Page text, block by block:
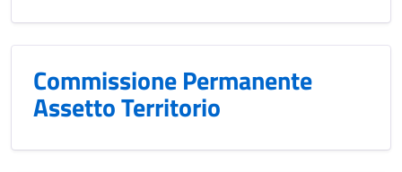
Commissione Permanente
Assetto Territorio